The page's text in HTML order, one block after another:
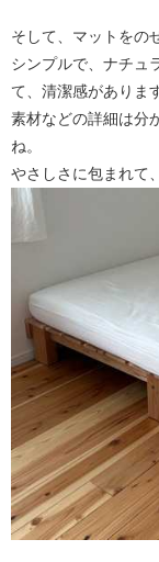
そして、マットをの
シンプルで、ナチュ
て、清潔感がありま
素材などの詳細は分
ね。
やさしさに包まれて